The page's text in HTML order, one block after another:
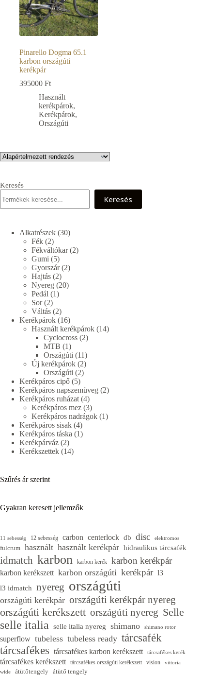
Pinarello Dogma 65.1
karbon országúti
kerékpár
395000 Ft
Használt
kerékpárok,
Kerékpárok,
Országúti
Keresés
Keresés
Alkatrészek 3030
Fék 22
termék
Fékváltókar 22
Gumi 55
termék
Gyorszár 22
Hajtás 22
termék
Nyereg 2020
Pedál 11
Sor 22
termék
Váltás 22
termék
Kerékpárok 1616
termék
Használt kerékpárok 1414
Cyclocross 22
MTB 11
termék
Országúti 1111
termék
Új kerékpárok 22
termék
Országúti 22
Kerékpáros cipő 55
termék
Kerékpáros napszemüveg 22
Kerékpáros ruházat 44
termék
Kerékpáros mez 33
termék
Kerékpáros nadrágok 11
Kerékpáros sisak 44
termék
Kerékpáros táska 11
Kerékpárváz 22
termék
Kerékszettek 1414
Szűrés ár szerint
Gyakran keresett jellemzők
11 sebesség 12 sebesség carbon centerlock db disc elektromos
fulcrum használt használt kerékpár hidraulikus tárcsafék
idmatch karbon karbon kerék karbon kerékpár
karbon kerékszett karbon országúti kerékpár l3
l3 idmatch nyereg országúti
országúti kerékpár országúti kerékpár nyereg
országúti kerékszett országúti nyereg Selle
selle italia selle italia nyereg shimano shimano rotor
superflow tubeless tubeless ready tárcsafék
tárcsafékes tárcsafékes karbon kerékszett tárcsafékes kerék
tárcsafékes kerékszett tárcsafékes országúti kerékszett vision
vittoria
wide
átütőtengely átütő tengely